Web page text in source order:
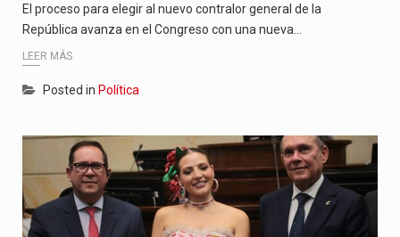
El proceso para elegir al nuevo contralor general de la
República avanza en el Congreso con una nueva…
LEER MÁS
Posted in Política